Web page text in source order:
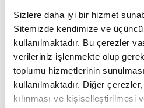
Sizlere daha iyi bir hizmet
Sitemizde kendimize ve
kullanılmaktadır. Bu çerezler
verileriniz işlenmekte olup
toplumu hizmetlerinin
kullanılmaktadır. Diğer
kılınması ve kişiselleştirilmesi
YAZIÖZGÜL
11:29 -
Uzun yıllar global
Türkiye iç giyim sektörü,